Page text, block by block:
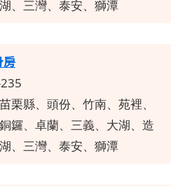
、三灣、泰安、獅潭
房
栗縣、頭份、竹南、苑裡、
鑼、卓蘭、三義、大湖、造
、三灣、泰安、獅潭